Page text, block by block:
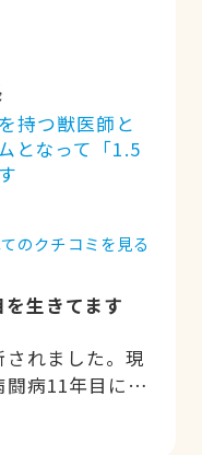
持つ獣医師と
となって「1.5
生きてます
れました。現
病11年目に突
事に17歳にな
していただき
のクチコミを見る